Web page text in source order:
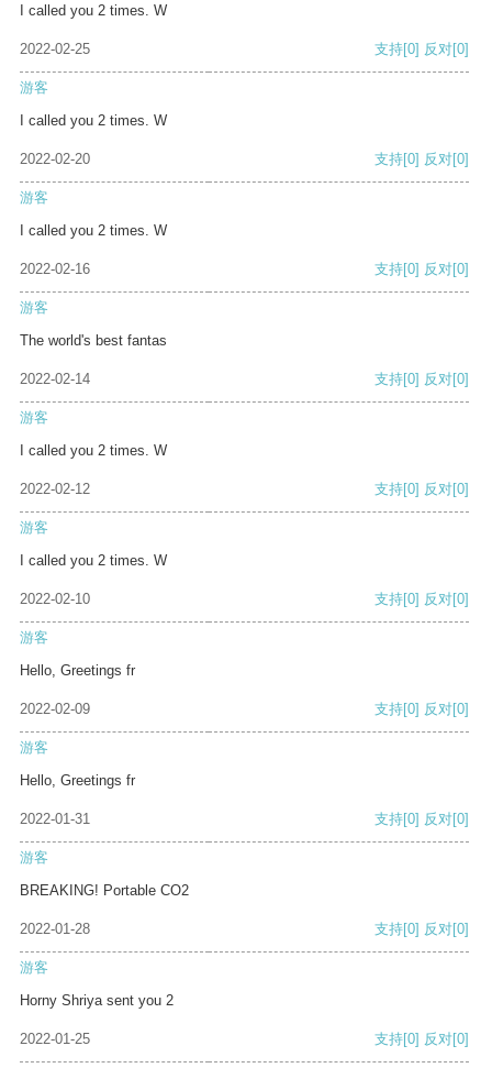
I called you 2 times. W
2022-02-25 支持[0] 反对[0]
游客
I called you 2 times. W
2022-02-20 支持[0] 反对[0]
游客
I called you 2 times. W
2022-02-16 支持[0] 反对[0]
游客
The world's best fantas
2022-02-14 支持[0] 反对[0]
游客
I called you 2 times. W
2022-02-12 支持[0] 反对[0]
游客
I called you 2 times. W
2022-02-10 支持[0] 反对[0]
游客
Hello, Greetings fr
2022-02-09 支持[0] 反对[0]
游客
Hello, Greetings fr
2022-01-31 支持[0] 反对[0]
游客
BREAKING! Portable CO2
2022-01-28 支持[0] 反对[0]
游客
Horny Shriya sent you 2
2022-01-25 支持[0] 反对[0]